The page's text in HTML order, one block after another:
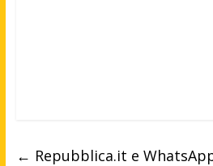
← Repubblica.it e